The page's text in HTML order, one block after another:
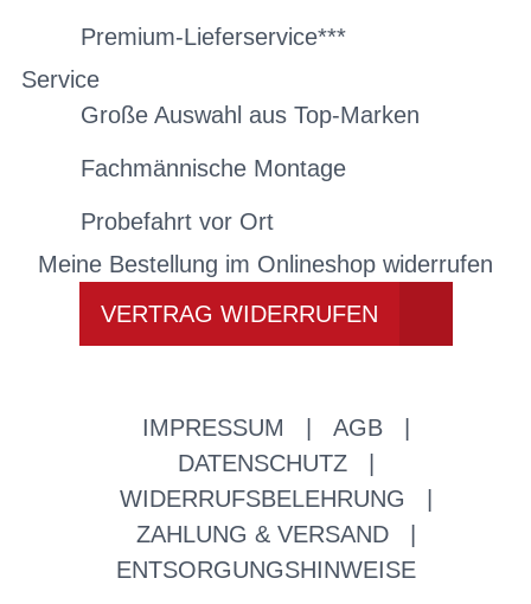
Premium-Lieferservice***
Service
Große Auswahl aus Top-Marken
Fachmännische Montage
Probefahrt vor Ort
Meine Bestellung im Onlineshop widerrufen
VERTRAG WIDERRUFEN
IMPRESSUM AGB
DATENSCHUTZ
WIDERRUFSBELEHRUNG
ZAHLUNG & VERSAND
ENTSORGUNGSHINWEISE